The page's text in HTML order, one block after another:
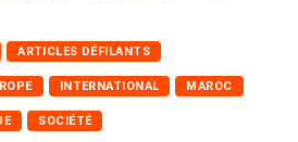
ARTICLES DÉFILANTS
INTERNATIONAL MAROC
SOCIÉTÉ